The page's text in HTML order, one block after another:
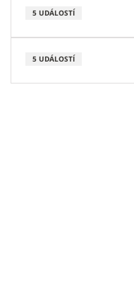
5 UDÁLOSTÍ
5 UDÁLOSTÍ